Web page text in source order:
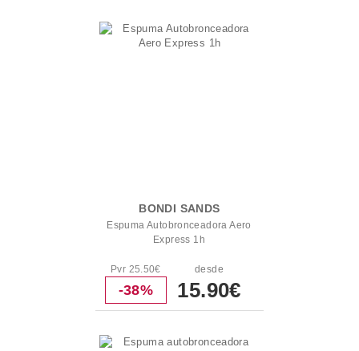
BONDI SANDS
Espuma Autobronceadora Aero
Express 1h
Pvr 25.50€
-38%
desde
15.90€